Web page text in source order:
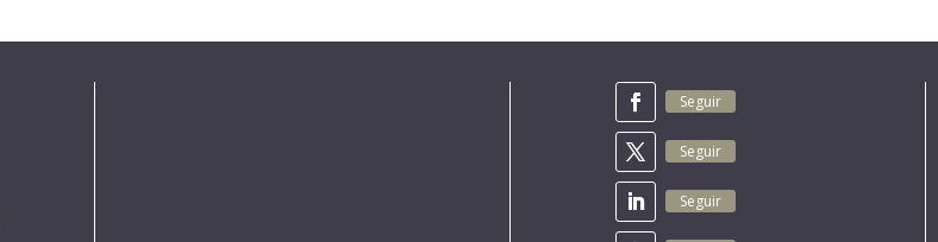
Seguir
Seguir
Seguir